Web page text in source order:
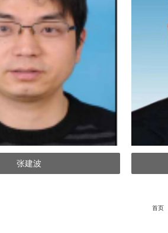
张建波
首页